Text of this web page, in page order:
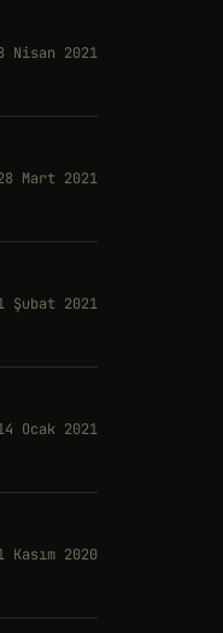
Nisan 2021
Mart 2021
Şubat 2021
Ocak 2021
Kasım 2020